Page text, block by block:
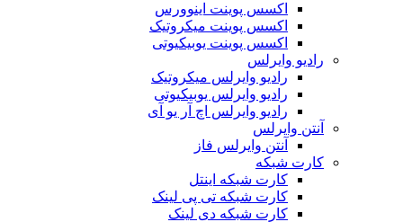
اکسس پوینت اینوورس
اکسس پوینت میکروتیک
اکسس پوینت یوبیکیوتی
رادیو وایرلس
رادیو وایرلس میکروتیک
رادیو وایرلس یوبیکیوتی
رادیو وایرلس اچ آر یو آی
آنتن وایرلس
آنتن وایرلس فاز
کارت شبکه
کارت شبکه اینتل
کارت شبکه تی پی لینک
کارت شبکه دی لینک